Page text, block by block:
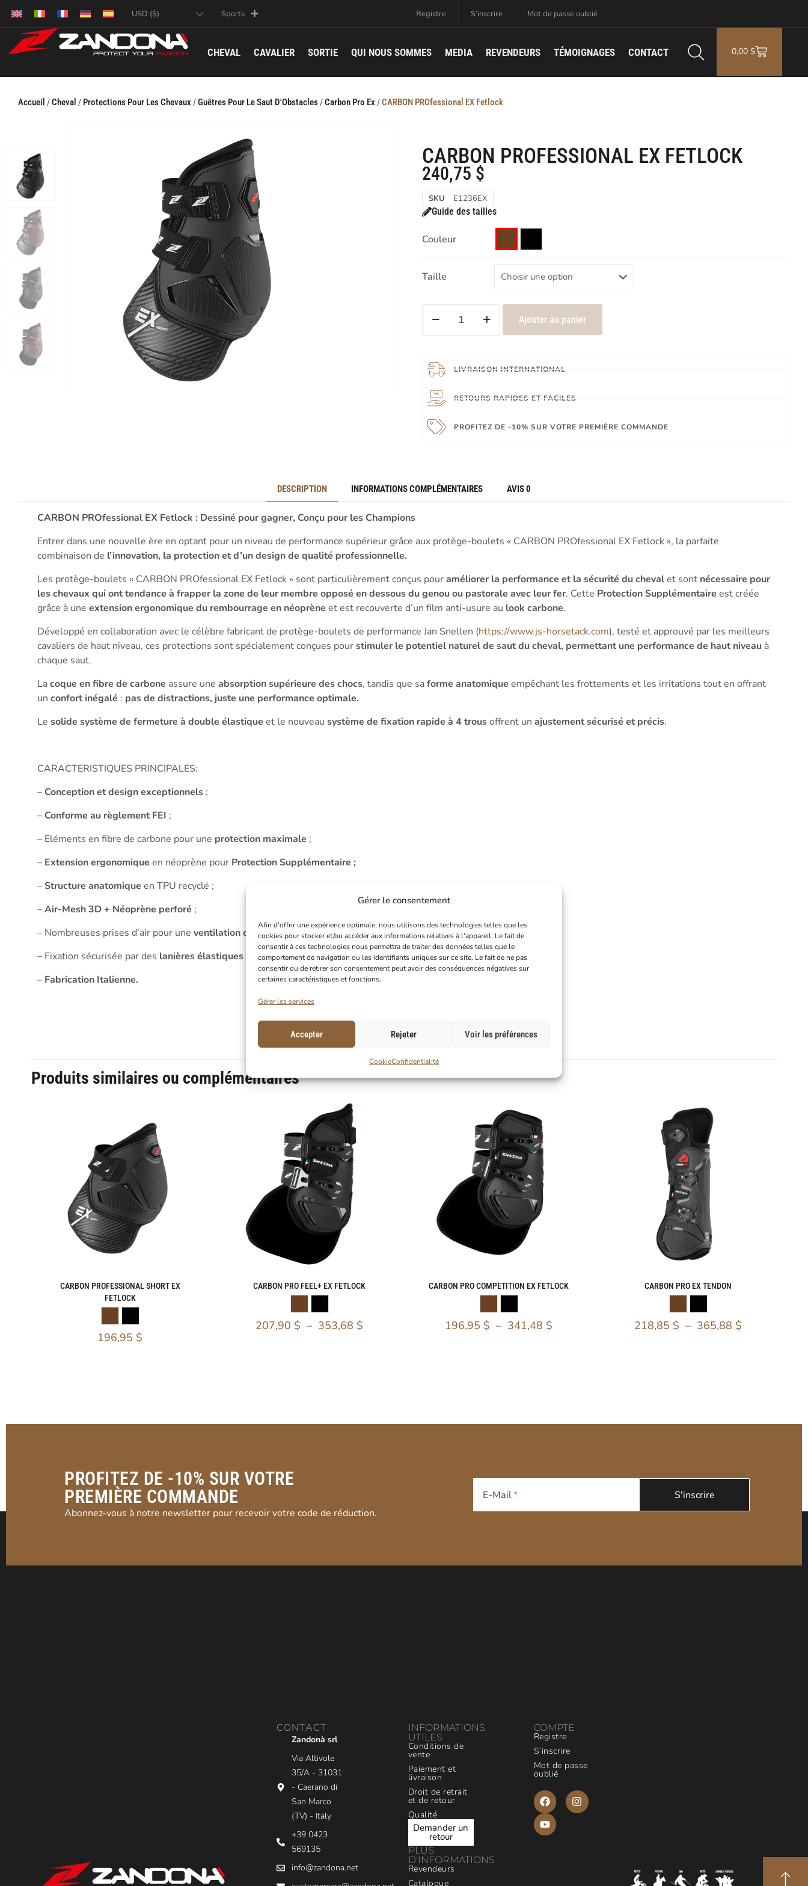
Gérer le consentement
Afin d'offrir une expérience optimale, nous utilisons des technologies telles que les
cookies pour stocker et/ou accéder aux informations relatives à l'appareil. Le fait de
consentir à ces technologies nous permettra de traiter des données telles que le
comportement de navigation ou les identifiants uniques sur ce site. Le fait de ne pas
consentir ou de retirer son consentement peut avoir des conséquences négatives sur
certaines caractéristiques et fonctions.
Gérer les services
Accepter Rejeter Voir les préférences
CookieConfidentialité
Sports Registre S’inscrire Mot de passe oublié
CHEVAL CAVALIER SORTIE QUI NOUS SOMMES MEDIA REVENDEURS TÉMOIGNAGES CONTACT 0,00 $
Accueil /Cheval / Protections Pour Les Chevaux/Guêtres Pour Le Saut D'Obstacles/Carbon Pro Ex/ CARBON PROfessional EX Fetlock
CARBON PROFESSIONAL EX FETLOCK
240,75 $
SKU E1236EX
Guide des tailles
Couleur
Taille
Ajouter au panier
LIVRAISON INTERNATIONAL
RETOURS RAPIDES ET FACILES
PROFITEZ DE -10% SUR VOTRE PREMIÈRE COMMANDE
DESCRIPTION INFORMATIONS COMPLÉMENTAIRES AVIS0
CARBON PROfessional EX Fetlock : Dessiné pour gagner, Conçu pour les Champions
Entrer dans une nouvelle ère en optant pour un niveau de performance supérieur grâce aux protège-boulets « CARBON PROfessional EX Fetlock », la parfaite
combinaison de l’innovation, la protection et d’un design de qualité professionnelle.
Les protège-boulets « CARBON PROfessional EX Fetlock » sont particulièrement conçus pouraméliorer la performance et la sécurité du chevalet sont nécessaire pour
les chevaux qui ont tendance à frapper la zone de leur membre opposé en dessous du genou ou pastorale avec leur fer. Cette Protection Supplémentaire est créée
grâce à uneextension ergonomique du rembourrage en néoprène et est recouverte d’un film anti-usure au look carbone.
Développé en collaboration avec le célèbre fabricant de protège-boulets de performance Jan Snellen (https://www.js-horsetack.com), testé et approuvé par les meilleurs
cavaliers de haut niveau, ces protections sont spécialement conçues pourstimuler le potentiel naturel de saut du cheval, permettant une performance de haut niveau à
chaque saut.
Lacoque en fibre de carbone assure uneabsorption supérieure des chocs, tandis que saforme anatomique empêchant les frottements et les irritations tout en offrant
unconfort inégalé : pas de distractions, juste une performance optimale.
Lesolide système de fermeture à double élastique et le nouveausystème de fixation rapide à 4 trousoffrent unajustement sécurisé et précis.
CARACTERISTIQUES PRINCIPALES:
– Conception et design exceptionnels ;
– Conforme au règlement FEI ;
– Eléments en fibre de carbone pour une protection maximale ;
– Extension ergonomique en néoprène pour Protection Supplémentaire ;
–Structure anatomique en TPU recyclé ;
–Air-Mesh 3D + Néoprène perforé ;
– Nombreuses prises d’air pour uneventilation optimale ;
– Fixation sécurisée par des lanières élastiques à dégagement rapide;
– Fabrication Italienne.
Produits similaires ou complémentaires
CARBON PROFESSIONAL SHORT EX
FETLOCK
196,95 $
CARBON PRO FEEL+ EX FETLOCK
207,90 $ – 353,68 $
CARBON PRO COMPETITION EX FETLOCK
196,95 $ – 341,48 $
CARBON PRO EX TENDON
218,85 $ – 365,88 $
PROFITEZ DE -10% SUR VOTRE
PREMIÈRE COMMANDE
Abonnez-vous à notre newsletter pour recevoir votre code de réduction.
E-Mail
CONTACT
Zandonà srl
Via Altivole
35/A - 31031
- Caerano di
San Marco
(TV) - Italy
+39 0423
569135
info@zandona.net
INFORMATIONS
UTILES
Conditions de
vente
Paiement et
livraison
Droit de retrait
et de retour
Qualité
Demander un
retour
PLUS
D'INFORMATIONS
Revendeurs
Catalogue
COMPTE
Registre
S’inscrire
Mot de passe
oublié